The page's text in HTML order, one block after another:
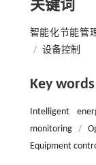
关键词
智能化节能管
/ 设备控制
Key words
Intelligent
monitoring
/
Equipment